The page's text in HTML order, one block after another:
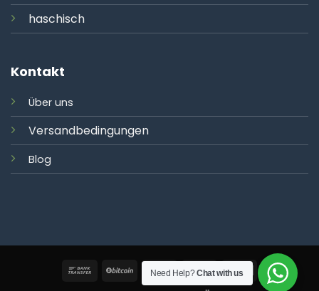
haschisch
Kontakt
Über uns
Versandbedingungen
Blog
Need Help?Chat with us